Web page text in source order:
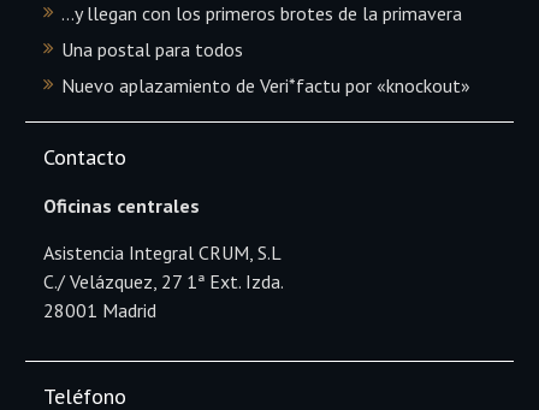
…y llegan con los primeros brotes de la primavera
Una postal para todos
Nuevo aplazamiento de Veri*factu por «knockout»
Contacto
Oficinas centrales
Asistencia Integral CRUM, S.L
C./ Velázquez, 27 1ª Ext. Izda.
28001 Madrid
Teléfono